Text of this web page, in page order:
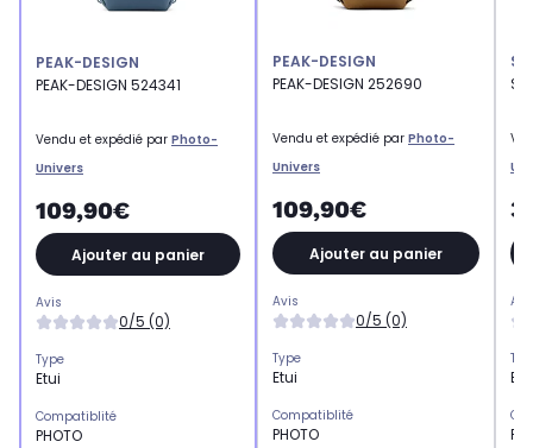
PEAK-DESIGN
PEAK-DESIGN 524341
Vendu et expédié par Photo-
Univers
109,90€
Ajouter au panier
Avis
0/5 (0)
Type
Etui
Compatiblité
PHOTO
PEAK-DESIGN
PEAK-DESIGN 252690
Vendu et expédié par Photo-
Univers
109,90€
Ajouter au panier
Avis
0/5 (0)
Type
Etui
Compatiblité
PHOTO